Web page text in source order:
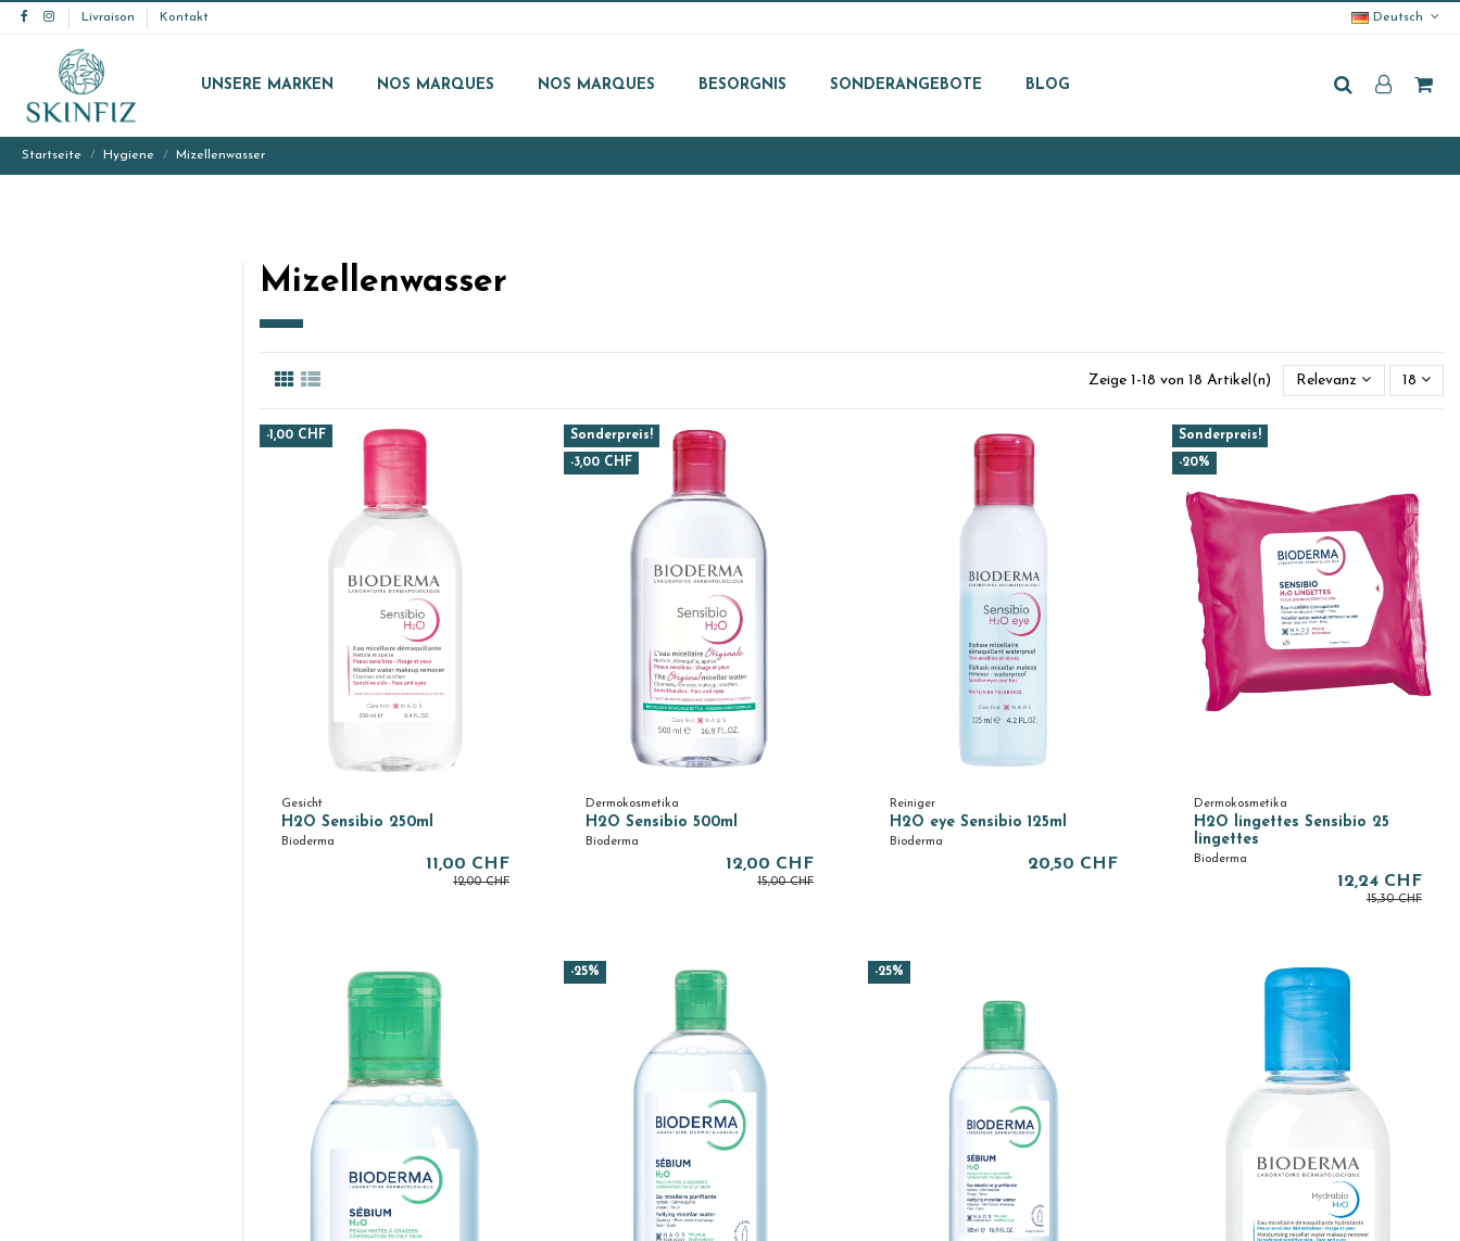
Livraison Kontakt Deutsch
UNSERE MARKEN NOS MARQUES NOS MARQUES BESORGNIS SONDERANGEBOTE BLOG
Startseite Hygiene Mizellenwasser
Mizellenwasser
Zeige 1-18 von 18 Artikel(n) Relevanz 18
-1,00 CHF
Gesicht
H2O Sensibio 250ml
Bioderma
11,00 CHF
12,00 CHF
Sonderpreis!
-3,00 CHF
Dermokosmetika
H2O Sensibio 500ml
Bioderma
12,00 CHF
15,00 CHF
Reiniger
H2O eye Sensibio 125ml
Bioderma
20,50 CHF
Sonderpreis!
-20%
Dermokosmetika
H2O lingettes Sensibio 25
lingettes
Bioderma
12,24 CHF
15,30 CHF
-25% -25%